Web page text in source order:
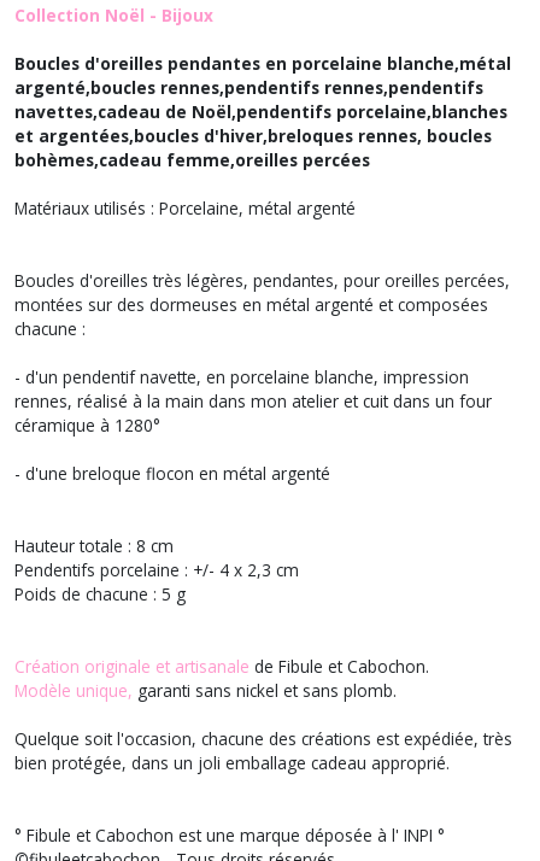
Collection Noël - Bijoux
Boucles d'oreilles pendantes en porcelaine blanche,métal
argenté,boucles rennes,pendentifs rennes,pendentifs
navettes,cadeau de Noël,pendentifs porcelaine,blanches
et argentées,boucles d'hiver,breloques rennes, boucles
bohèmes,cadeau femme,oreilles percées
Matériaux utilisés : Porcelaine, métal argenté
Boucles d'oreilles très légères, pendantes, pour oreilles percées,
montées sur des dormeuses en métal argenté et composées
chacune :
- d'un pendentif navette, en porcelaine blanche, impression
rennes, réalisé à la main dans mon atelier et cuit dans un four
céramique à 1280°
- d'une breloque flocon en métal argenté
Hauteur totale : 8 cm
Pendentifs porcelaine : +/- 4 x 2,3 cm
Poids de chacune : 5 g
Création originale et artisanale de Fibule et Cabochon.
Modèle unique, garanti sans nickel et sans plomb.
Quelque soit l'occasion, chacune des créations est expédiée, très
bien protégée, dans un joli emballage cadeau approprié.
° Fibule et Cabochon est une marque déposée à l' INPI °